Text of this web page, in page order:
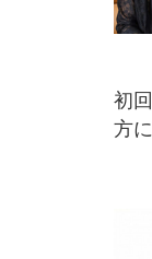
初
方